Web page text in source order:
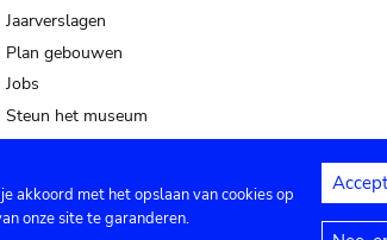
Jaarverslagen
Plan gebouwen
Jobs
Steun het museum
Privacy instellingen
akkoord met het opslaan van cookies op
onze site te garanderen.